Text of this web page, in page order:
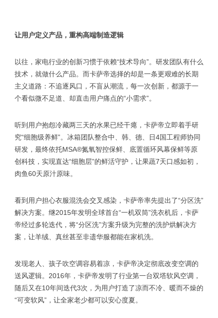
让用户定义产品，重构高端制造逻辑
以往，家电行业的创新习惯于依赖“技术导向”。研发团队有什么
技术，就做什么产品。而卡萨帝选择的却是一条更艰难的长期
主义道路：不追逐风口，不盲从潮流，每一次创新，都源于一
个看似微不足道、却直击用户痛点的“小需求”。
听到用户抱怨冷藏两三天的水果已经干瘪，卡萨帝立即着手研
究“细胞级养鲜”。冰箱团队整合中、韩、德、日4国工程师协同
研发，最终依托MSA®氮氧智控保鲜、底置循环风幕保鲜等原
创科技，实现直达“细胞层”的鲜活守护，让果蔬7天口感如初，
肉鱼60天原汁原味。
看到用户担心衣服混洗会交叉感染，卡萨帝率先提出了“分区洗”
解决方案。继2015年发明全球首台“一机双筒”洗衣机后，卡萨
帝经过多轮迭代，将“分区洗”方案升级为完整的洗护烘解决方
案，让羊绒、真丝甚至非遗华服都能在家机洗。
发现老人、孩子吹空调容易着凉，卡萨帝决定彻底改变空调的
送风逻辑。2016年，卡萨帝发明了行业第一台双塔软风空调，
随后又在10年间迭代3次，为用户打造了凉而不冷、暖而不燥的
“可变软风”，让全家老少都可以安心度夏。